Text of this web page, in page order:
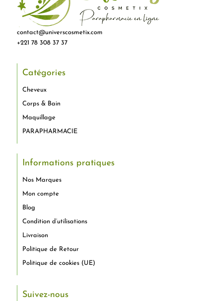
contact@universcosmetix.com
+221 78 308 37 37
Catégories
Cheveux
Corps & Bain
Maquillage
PARAPHARMACIE
Informations pratiques
Nos Marques
Mon compte
Blog
Condition d’utilisations
Livraison
Politique de Retour
Politique de cookies (UE)
Suivez-nous